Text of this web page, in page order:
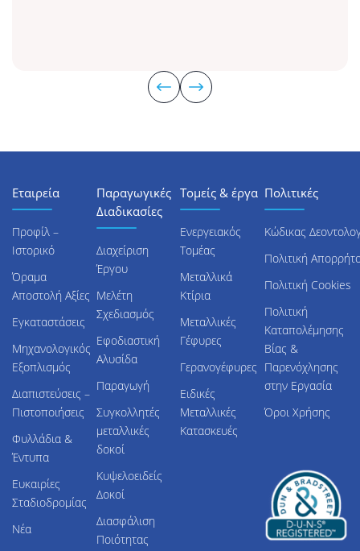
Εταιρεία
Προφίλ –
Ιστορικό
Όραμα
Αποστολή Αξίες
Εγκαταστάσεις
Μηχανολογικός
Εξοπλισμός
Διαπιστεύσεις –
Πιστοποιήσεις
Φυλλάδια &
Έντυπα
Ευκαιρίες
Σταδιοδρομίας
Νέα
Παραγωγικές
Διαδικασίες
Διαχείριση
Έργου
Μελέτη
Σχεδιασμός
Εφοδιαστική
Αλυσίδα
Παραγωγή
Συγκολλητές
μεταλλικές
δοκοί
Κυψελοειδείς
Δοκοί
Διασφάλιση
Ποιότητας
Τομείς & έργα
Ενεργειακός
Τομέας
Μεταλλικά
Κτίρια
Μεταλλικές
Γέφυρες
Γερανογέφυρες
Ειδικές
Μεταλλικές
Κατασκευές
Πολιτικές
Κώδικας
Πολιτική
Πολιτική Cookies
Πολιτική
Καταπολέμησης
Βίας &
Παρενόχλησης
στην Εργασία
Όροι Χρήσης